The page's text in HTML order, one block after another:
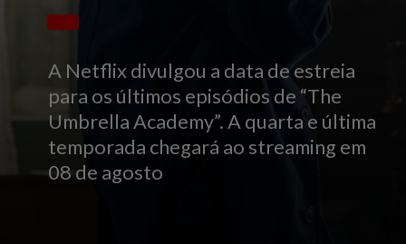
A Netflix divulgou a data de estreia
para os últimos episódios de “The
Umbrella Academy”. A quarta e última
temporada chegará ao streaming em
08 de agosto